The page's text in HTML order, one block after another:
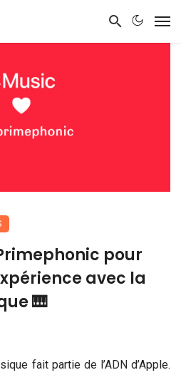
pour
avec la
🎹
fait partie de l’ADN d’Apple.